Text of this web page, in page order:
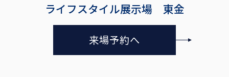
ライフスタイル展示場 東金
来場予約へ